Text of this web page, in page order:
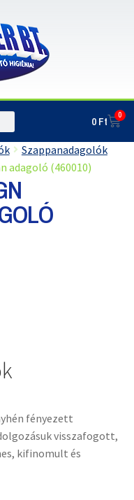
0Ft 0
Szappanadagolók
adagoló (460010)
fényezett
visszafogott,
kifinomult és